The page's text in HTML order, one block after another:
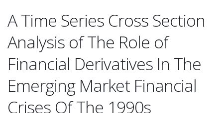
A Time Series Cross Section
Analysis of The Role of
Financial Derivatives In The
Emerging Market Financial
Crises Of The 1990s